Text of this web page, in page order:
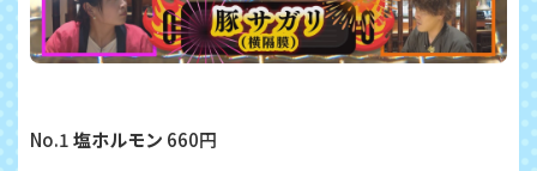
No.1塩ホルモン 660円